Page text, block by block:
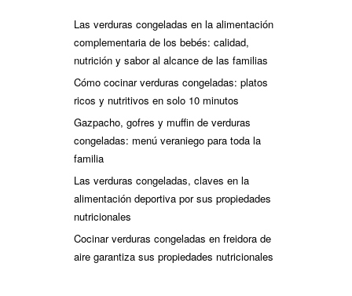
Las verduras congeladas en la alimentación
complementaria de los bebés: calidad,
nutrición y sabor al alcance de las familias
Cómo cocinar verduras congeladas: platos
ricos y nutritivos en solo 10 minutos
Gazpacho, gofres y muffin de verduras
congeladas: menú veraniego para toda la
familia
Las verduras congeladas, claves en la
alimentación deportiva por sus propiedades
nutricionales
Cocinar verduras congeladas en freidora de
aire garantiza sus propiedades nutricionales